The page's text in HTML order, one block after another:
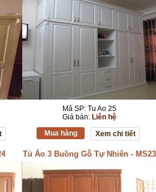
Mã SP: Tu Ao 25
Giá bán: Liên hệ
Mua hàng
Xem chi tiết
Tủ Áo 3 Buồng Gỗ Tự Nhiên - MS23